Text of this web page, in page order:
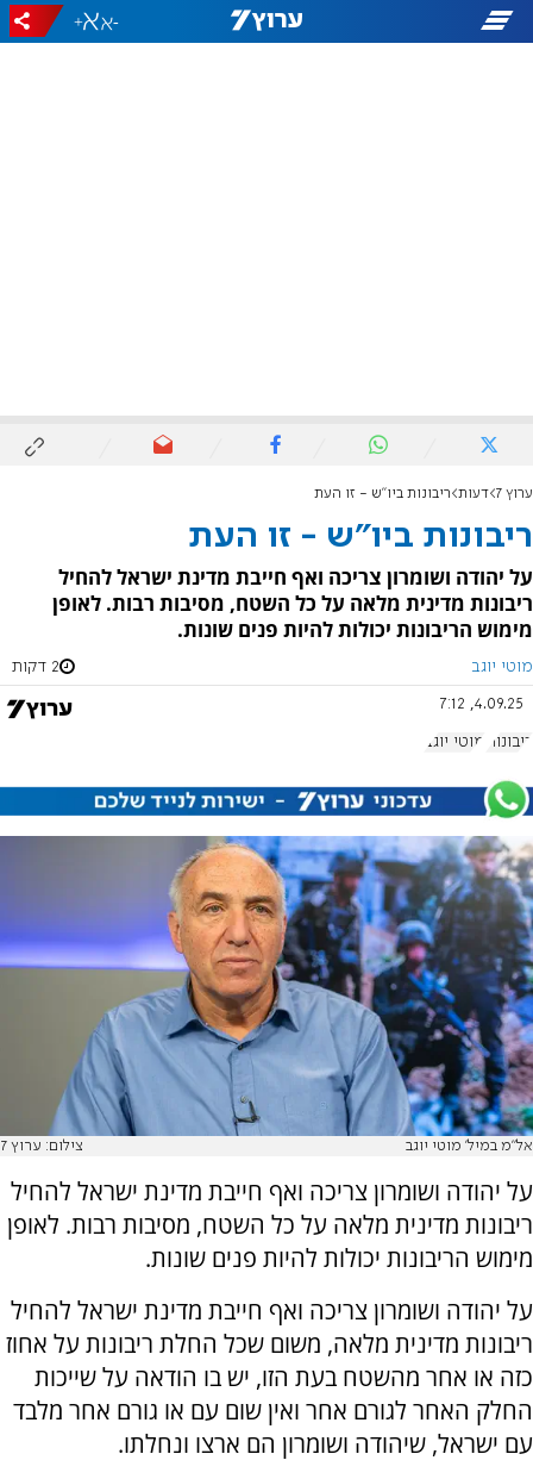
-
+
ערוץ 7 דעות ריבונות ביו"ש - זו העת
ריבונות ביו"ש - זו העת
על יהודה ושומרון צריכה ואף חייבת מדינת ישראל להחיל
ריבונות מדינית מלאה על כל השטח, מסיבות רבות. לאופן
מימוש הריבונות יכולות להיות פנים שונות.
מוטי יוגב 2 דקות
4.09.25, 7:12
ריבונות מוטי יוגב
אל"מ במיל' מוטי יוגב צילום: ערוץ 7
על יהודה ושומרון צריכה ואף חייבת מדינת ישראל להחיל
ריבונות מדינית מלאה על כל השטח, מסיבות רבות. לאופן
מימוש הריבונות יכולות להיות פנים שונות.
על יהודה ושומרון צריכה ואף חייבת מדינת ישראל להחיל
ריבונות מדינית מלאה, משום שכל החלת ריבונות על אחוז
כזה או אחר מהשטח בעת הזו, יש בו הודאה על שייכות
החלק האחר לגורם אחר ואין שום עם או גורם אחר מלבד
עם ישראל, שיהודה ושומרון הם ארצו ונחלתו.